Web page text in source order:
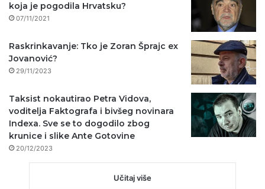
koja je pogodila Hrvatsku?
07/11/2021
Raskrinkavanje: Tko je Zoran Šprajc ex
Jovanović?
29/11/2023
Taksist nokautirao Petra Vidova,
voditelja Faktografa i bivšeg novinara
Indexa. Sve se to dogodilo zbog
krunice i slike Ante Gotovine
20/12/2023
Učitaj više